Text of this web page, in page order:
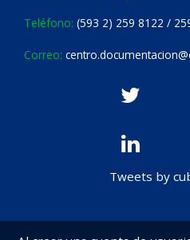
Teléfono: (593 2) 259 8122 /
Correo:
Tweets by